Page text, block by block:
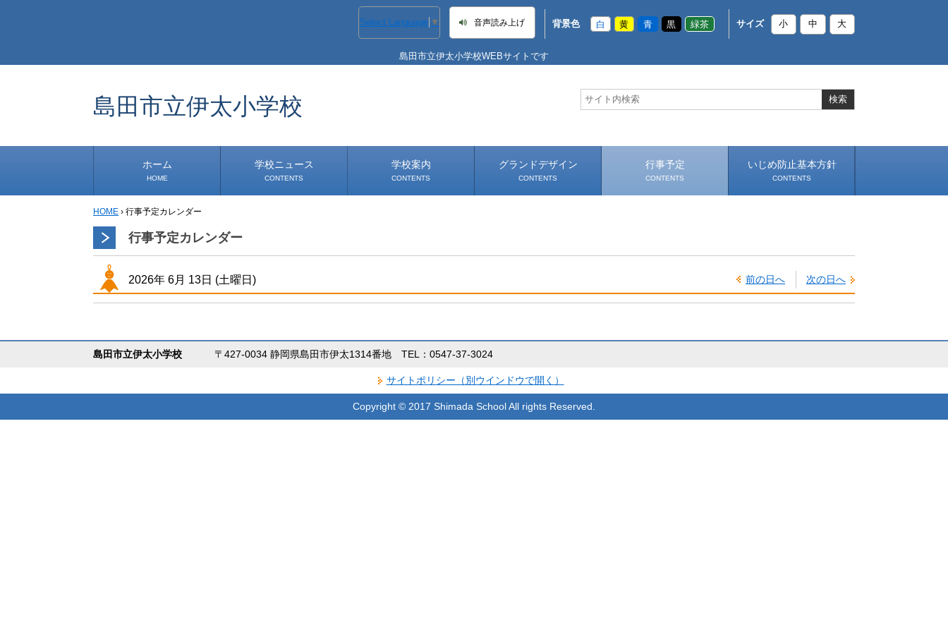
Select Language ▼ 音声読み上げ 背景色 白 黄 青 黒 緑茶 サイズ 小 中 大
島田市立伊太小学校WEBサイトです
島田市立伊太小学校
ホーム
HOME
学校ニュース
CONTENTS
学校案内
CONTENTS
グランドデザイン
CONTENTS
行事予定
CONTENTS
いじめ防止基本方針
CONTENTS
HOME › 行事予定カレンダー
行事予定カレンダー
2026年 6月 13日 (土曜日) 前の日へ 次の日へ
島田市立伊太小学校 〒427-0034 静岡県島田市伊太1314番地 TEL：0547-37-3024
サイトポリシー（別ウインドウで開く）
Copyright © 2017 Shimada School All rights Reserved.